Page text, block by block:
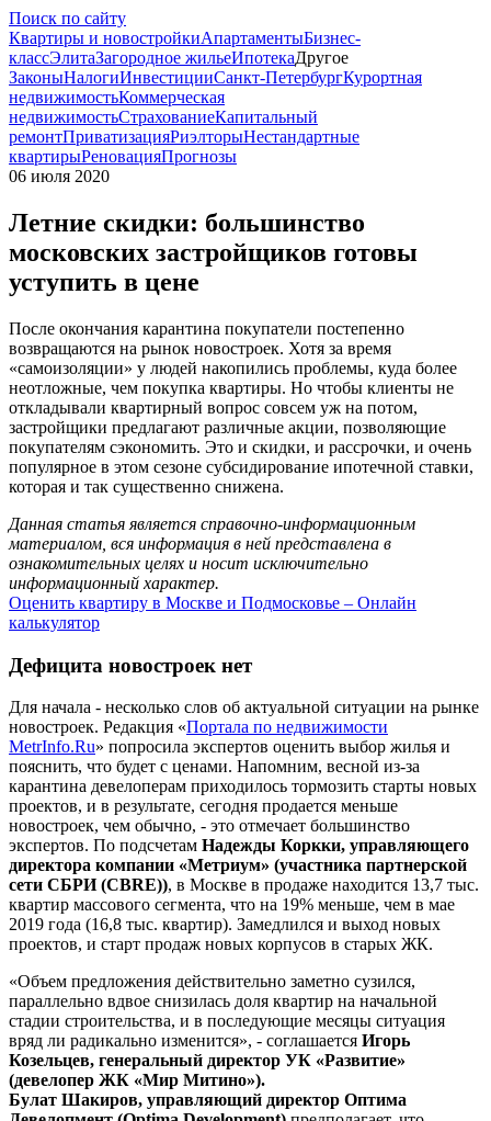
Поиск по сайту
Квартиры и новостройкиАпартаментыБизнес-
классЭлитаЗагородное жильеИпотекаДругое
ЗаконыНалогиИнвестицииСанкт-ПетербургКурортная
недвижимостьКоммерческая
недвижимостьСтрахованиеКапитальный
ремонтПриватизацияРиэлторыНестандартные
квартирыРеновацияПрогнозы
06 июля 2020
Летние скидки: большинство
московских застройщиков готовы
уступить в цене
После окончания карантина покупатели постепенно
возвращаются на рынок новостроек. Хотя за время
«самоизоляции» у людей накопились проблемы, куда более
неотложные, чем покупка квартиры. Но чтобы клиенты не
откладывали квартирный вопрос совсем уж на потом,
застройщики предлагают различные акции, позволяющие
покупателям сэкономить. Это и скидки, и рассрочки, и очень
популярное в этом сезоне субсидирование ипотечной ставки,
которая и так существенно снижена.
Данная статья является справочно-информационным
материалом, вся информация в ней представлена в
ознакомительных целях и носит исключительно
информационный характер.
Оценить квартиру в Москве и Подмосковье – Онлайн
калькулятор
Дефицита новостроек нет
Для начала - несколько слов об актуальной ситуации на рынке
новостроек. Редакция «Портала по недвижимости
MetrInfo.Ru» попросила экспертов оценить выбор жилья и
пояснить, что будет с ценами. Напомним, весной из-за
карантина девелоперам приходилось тормозить старты новых
проектов, и в результате, сегодня продается меньше
новостроек, чем обычно, - это отмечает большинство
экспертов. По подсчетам Надежды Коркки, управляющего
директора компании «Метриум» (участника партнерской
сети СБРИ (CBRE)), в Москве в продаже находится 13,7 тыс.
квартир массового сегмента, что на 19% меньше, чем в мае
2019 года (16,8 тыс. квартир). Замедлился и выход новых
проектов, и старт продаж новых корпусов в старых ЖК.
«Объем предложения действительно заметно сузился,
параллельно вдвое снизилась доля квартир на начальной
стадии строительства, и в последующие месяцы ситуация
вряд ли радикально изменится», - соглашается Игорь
Козельцев, генеральный директор УК «Развитие»
(девелопер ЖК «Мир Митино»).
Булат Шакиров, управляющий директор Оптима